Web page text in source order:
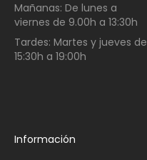
Mañanas: De lunes a
viernes de 9.00h a 13:30h
Tardes: Martes y jueves de
15:30h a 19:00h
Información